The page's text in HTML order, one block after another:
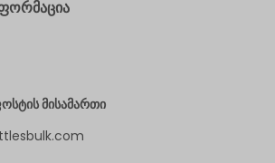
მისამართი